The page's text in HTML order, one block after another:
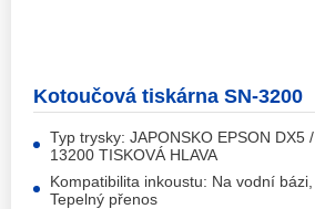
Kotoučová tiskárna SN-3200
Typ trysky: JAPONSKO EPSON DX5
13200 TISKOVÁ HLAVA
Kompatibilita inkoustu: Na vodní
Tepelný přenos